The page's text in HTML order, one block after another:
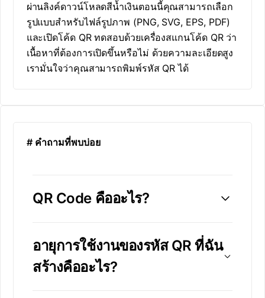
ผ่านลิงค์ดาวน์โหลดสีน้ำเงินตอนนี้คุณสามารถเลือก
รูปแบบสำหรับไฟล์รูปภาพ (PNG, SVG, EPS, PDF)
และเปิดโค้ด QR ทดสอบด้วยเครื่องสแกนโค้ด QR ว่า
เนื้อหาที่ต้องการเปิดขึ้นหรือไม่ ด้วยความละเอียดสูง
เรามั่นใจว่าคุณสามารถพิมพ์รหัส QR ได้
# คำถามที่พบบ่อย
QR Code คืออะไร?
อายุการใช้งานของรหัส QR ที่ฉัน
สร้างคืออะไร?